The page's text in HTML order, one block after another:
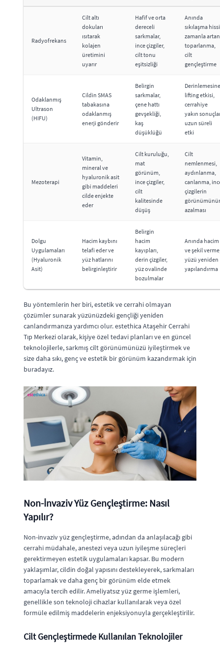
Radyofrekans
Cilt altı
dokuları
ısıtarak
kolajen
üretimini
uyarır
Hafif ve orta
dereceli
sarkmalar,
ince çizgiler,
cilt tonu
eşitsizliği
Anında
sıkılaşma
zamanla artan
toparlanma,
cilt
gençleştirme
Odaklanmış
Ultrason
(HIFU)
Cildin SMAS
tabakasına
odaklanmış
enerji gönderir
Belirgin
sarkmalar,
çene hattı
gevşekliği,
kaş
düşüklüğü
Derinlemesine
lifting etkisi,
cerrahiye
yakın
uzun süreli
etki
Mezoterapi
Vitamin,
mineral ve
hyaluronik asit
gibi maddeleri
cilde enjekte
eder
Cilt kuruluğu,
mat
görünüm,
ince çizgiler,
cilt
kalitesinde
düşüş
Cilt
nemlenmesi,
aydınlanma,
canlanma,
çizgilerin
azalması
Dolgu
Uygulamaları
(Hyaluronik
Asit)
Hacim kaybını
telafi eder ve
yüz hatlarını
belirginleştirir
Belirgin
hacim
kayıpları,
derin çizgiler,
yüz ovalinde
bozulmalar
Anında hacim
ve şekil
yüzü yeniden
yapılandırma
Bu yöntemlerin her biri, estetik ve cerrahi olmayan
çözümler sunarak yüzünüzdeki gençliği yeniden
canlandırmanıza yardımcı olur. estethica Ataşehir Cerrahi
Tıp Merkezi olarak, kişiye özel tedavi planları ve en güncel
teknolojilerle, sarkmış cilt görünümünüzü iyileştirmek ve
size daha sıkı, genç ve estetik bir görünüm kazandırmak için
buradayız.
Non-İnvaziv Yüz Gençleştirme: Nasıl
Yapılır?
Non-invaziv yüz gençleştirme, adından da anlaşılacağı gibi
cerrahi müdahale, anestezi veya uzun iyileşme süreçleri
gerektirmeyen estetik uygulamaları kapsar. Bu modern
yaklaşımlar, cildin doğal yapısını destekleyerek, sarkmaları
toparlamak ve daha genç bir görünüm elde etmek
amacıyla tercih edilir. Ameliyatsız yüz germe işlemleri,
genellikle son teknoloji cihazlar kullanılarak veya özel
formüle edilmiş maddelerin enjeksiyonuyla gerçekleştirilir.
Cilt Gençleştirmede Kullanılan Teknolojiler